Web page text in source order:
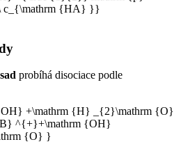
probíhá disociace podle